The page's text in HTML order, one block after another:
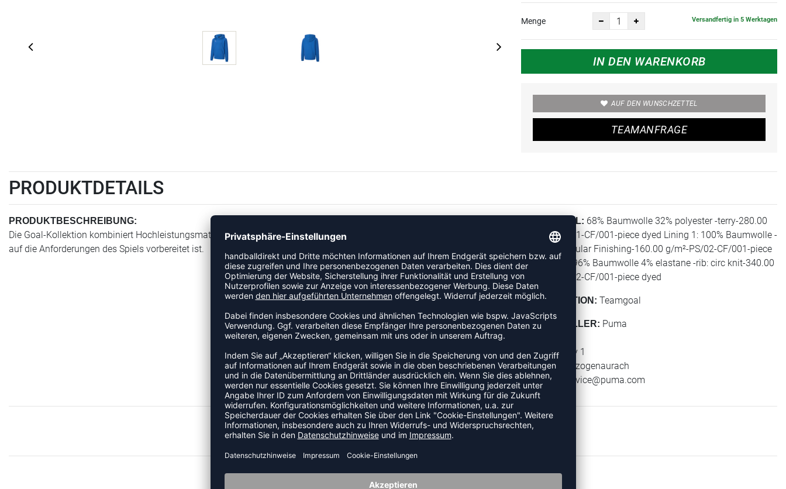
Menge Versandfertig in 5 Werktagen
IN DEN WARENKORB
AUF DEN WUNSCHZETTEL
TEAMANFRAGE
PRODUKTDETAILS
PRODUKTBESCHREIBUNG:
Die Goal-Kollektion kombiniert Hochleistungsmaterialien mit modernem Design, damit deine Mannschaft auf allen Ebenen
auf die Anforderungen des Spiels vorbereitet ist.
MATERIAL: 68% Baumwolle 32% polyester -terry-280.00
g/m²-PS/01-CF/001-piece dyed Lining 1: 100% Baumwolle -
jersey-Regular Finishing-160.00 g/m²-PS/02-CF/001-piece
dyed Rib: 96% Baumwolle 4% elastane -rib: circ knit-340.00
g/m²-PS/02-CF/001-piece dyed
KOLLEKTION: Teamgoal
HERSTELLER: Puma
Puma Way 1
91074 Herzogenaurach
E-Mail:
service@puma.com
ZULETZT ANGESEHEN
MEHR AUS DER KATEGORIE HOODIES